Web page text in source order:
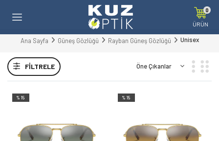
0
ÜRÜN
Ana Sayfa Güneş Gözlüğü Rayban Güneş Gözlüğü Unisex
FILTRELE
%15 %15